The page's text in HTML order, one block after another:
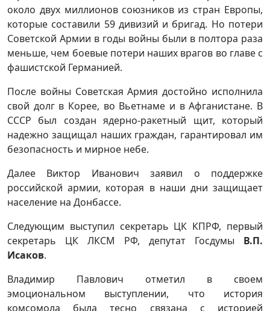
около двух миллионов союзников из стран Европы,
которые составили 59 дивизий и бригад. Но потери
Советской Армии в годы войны были в полтора раза
меньше, чем боевые потери наших врагов во главе с
фашистской Германией.
После войны Советская Армия достойно исполнила
свой долг в Корее, во Вьетнаме и в Афганистане. В
СССР был создан ядерно-ракетный щит, который
надежно защищал наших граждан, гарантировал им
безопасность и мирное небе.
Далее Виктор Иванович заявил о поддержке
российской армии, которая в наши дни защищает
население на Донбассе.
Следующим выступил секретарь ЦК КПРФ, первый
секретарь ЦК ЛКСМ РФ, депутат Госдумы В.П.
Исаков.
Владимир Павлович отметил в своем
эмоциональном выступлении, что история
комсомола была тесно связана с историей